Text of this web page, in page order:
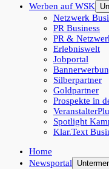
Werben auf WSK
Netzwerk
PR Business
PR &
Erlebniswelt
Jobportal
Silberpartner
Goldpartner
Prospekte in
Spotlight
Klar.Text
Home
Newsportal